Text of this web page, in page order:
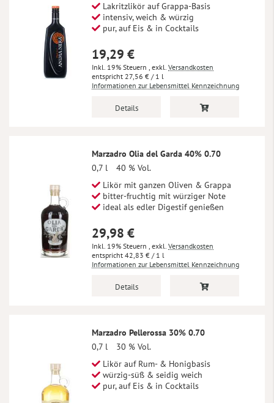
Lakritzlikör auf Grappa-Basis
intensiv, weich & würzig
pur, auf Eis & in Cocktails
19,29 €
Inkl. 19% Steuern , exkl. Versandkosten
27,56 € / 1 l
Informationen zur Lebensmittel Kennzeichnung
Details
Marzadro Olia del Garda 40% 0.70
0,7 l
40 % Vol.
Likör mit ganzen Oliven & Grappa
bitter-fruchtig mit würziger Note
ideal als edler Digestif genießen
29,98 €
Inkl. 19% Steuern , exkl. Versandkosten
42,83 € / 1 l
Informationen zur Lebensmittel Kennzeichnung
Details
Marzadro Pellerossa 30% 0.70
0,7 l
30 % Vol.
Likör auf Rum- & Honigbasis
würzig-süß & seidig weich
pur, auf Eis & in Cocktails